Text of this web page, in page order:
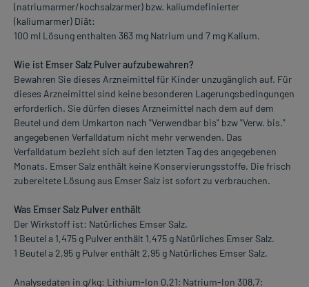
(natriumarmer/kochsalzarmer) bzw. kaliumdefinierter
(kaliumarmer) Diät:
100 ml Lösung enthalten 363 mg Natrium und 7 mg Kalium.
Wie ist Emser Salz Pulver aufzubewahren?
Bewahren Sie dieses Arzneimittel für Kinder unzugänglich auf. Für
dieses Arzneimittel sind keine besonderen Lagerungsbedingungen
erforderlich. Sie dürfen dieses Arzneimittel nach dem auf dem
Beutel und dem Umkarton nach "Verwendbar bis" bzw "Verw. bis."
angegebenen Verfalldatum nicht mehr verwenden. Das
Verfalldatum bezieht sich auf den letzten Tag des angegebenen
Monats. Emser Salz enthält keine Konservierungsstoffe. Die frisch
zubereitete Lösung aus Emser Salz ist sofort zu verbrauchen.
Was Emser Salz Pulver enthält
Der Wirkstoff ist: Natürliches Emser Salz.
1 Beutel a 1,475 g Pulver enthält 1,475 g Natürliches Emser Salz.
1 Beutel a 2,95 g Pulver enthält 2,95 g Natürliches Emser Salz.
Analysedaten in g/kg: Lithium-Ion 0,21; Natrium-Ion 308,7;